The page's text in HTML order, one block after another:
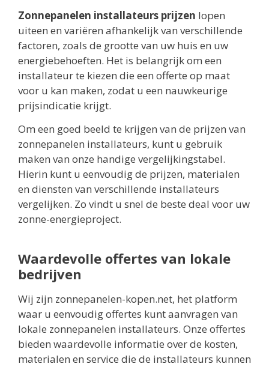
Zonnepanelen installateurs prijzen lopen
uiteen en variëren afhankelijk van verschillende
factoren, zoals de grootte van uw huis en uw
energiebehoeften. Het is belangrijk om een
installateur te kiezen die een offerte op maat
voor u kan maken, zodat u een nauwkeurige
prijsindicatie krijgt.
Om een goed beeld te krijgen van de prijzen van
zonnepanelen installateurs, kunt u gebruik
maken van onze handige vergelijkingstabel.
Hierin kunt u eenvoudig de prijzen, materialen
en diensten van verschillende installateurs
vergelijken. Zo vindt u snel de beste deal voor uw
zonne-energieproject.
Waardevolle offertes van lokale
bedrijven
Wij zijn zonnepanelen-kopen.net, het platform
waar u eenvoudig offertes kunt aanvragen van
lokale zonnepanelen installateurs. Onze offertes
bieden waardevolle informatie over de kosten,
materialen en service die de installateurs kunnen